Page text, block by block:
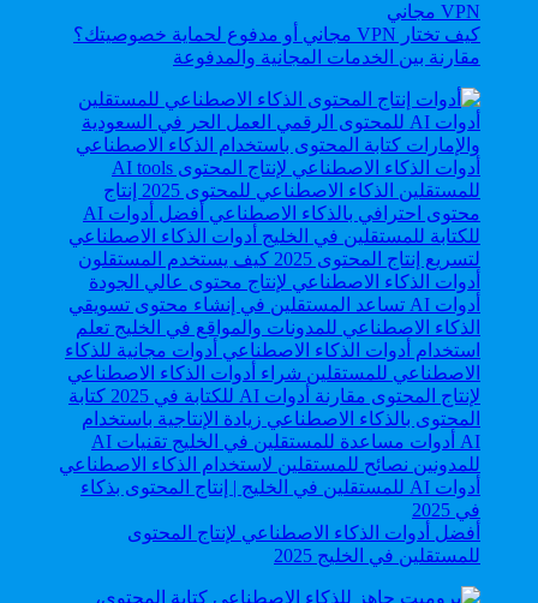
كيف تختار VPN مجاني أو مدفوع لحماية خصوصيتك؟
مقارنة بين الخدمات المجانية والمدفوعة
أفضل أدوات الذكاء الاصطناعي لإنتاج المحتوى
للمستقلين في الخليج 2025